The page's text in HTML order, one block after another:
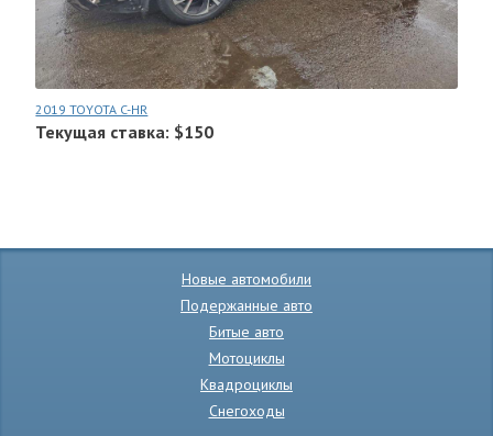
2019 TOYOTA C-HR
Текущая ставка: $150
Новые автомобили
Подержанные авто
Битые авто
Мотоциклы
Квадроциклы
Снегоходы